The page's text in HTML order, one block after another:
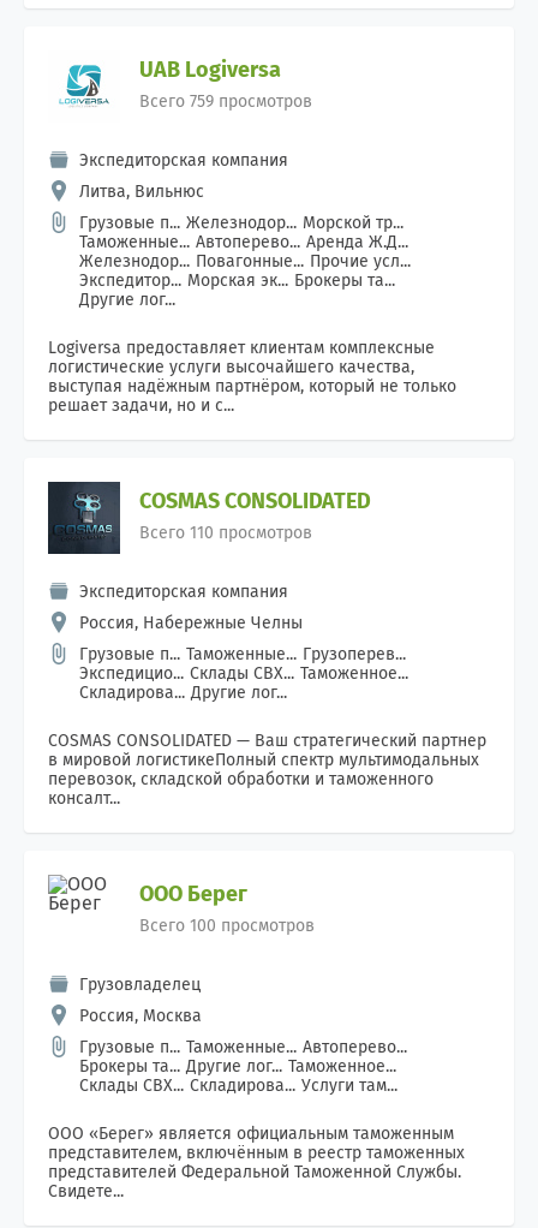
UAB Logiversa
Всего 759 просмотров
Экспедиторская компания
Литва, Вильнюс
Грузовые п... Железнодор... Морской тр...
Таможенные... Автоперево... Аренда Ж.Д...
Железнодор... Повагонные... Прочие усл...
Экспедитор... Морская эк... Брокеры та...
Другие лог...
Logiversa предоставляет клиентам комплексные
логистические услуги высочайшего качества,
выступая надёжным партнёром, который не только
решает задачи, но и с...
COSMAS CONSOLIDATED
Всего 110 просмотров
Экспедиторская компания
Россия, Набережные Челны
Грузовые п... Таможенные... Грузоперев...
Экспедицио... Склады СВХ... Таможенное...
Складирова... Другие лог...
COSMAS CONSOLIDATED — Ваш стратегический партнер
в мировой логистикеПолный спектр мультимодальных
перевозок, складской обработки и таможенного
консалт...
ООО Берег
Всего 100 просмотров
Грузовладелец
Россия, Москва
Грузовые п... Таможенные... Автоперево...
Брокеры та... Другие лог... Таможенное...
Склады СВХ... Складирова... Услуги там...
ООО «Берег» является официальным таможенным
представителем, включённым в реестр таможенных
представителей Федеральной Таможенной Службы.
Свидете...